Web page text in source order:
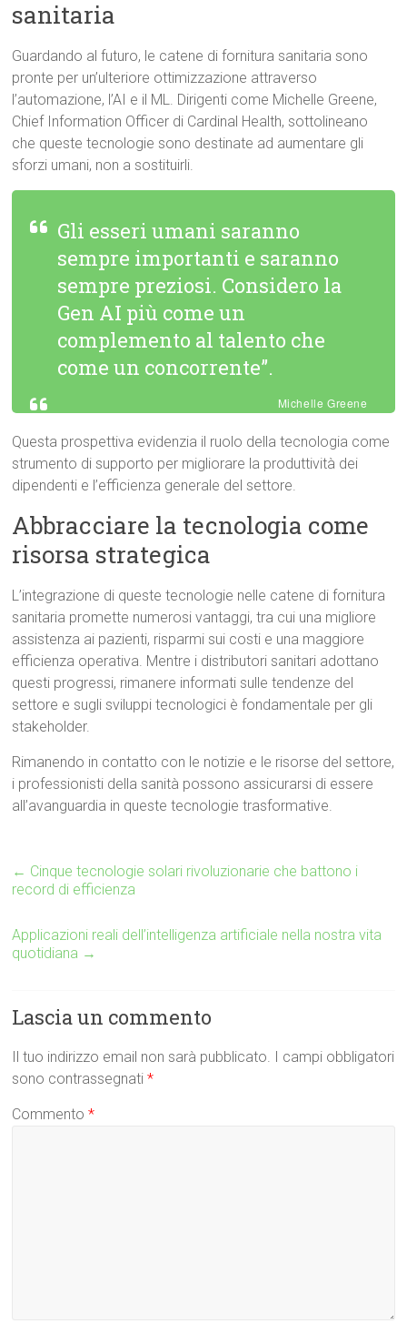
sanitaria
Guardando al futuro, le catene di fornitura sanitaria sono
pronte per un’ulteriore ottimizzazione attraverso
l’automazione, l’AI e il ML. Dirigenti come Michelle Greene,
Chief Information Officer di Cardinal Health, sottolineano
che queste tecnologie sono destinate ad aumentare gli
sforzi umani, non a sostituirli.
Gli esseri umani saranno
sempre importanti e saranno
sempre preziosi. Considero la
Gen AI più come un
complemento al talento che
come un concorrente”.
Michelle Greene
Questa prospettiva evidenzia il ruolo della tecnologia come
strumento di supporto per migliorare la produttività dei
dipendenti e l’efficienza generale del settore.
Abbracciare la tecnologia come
risorsa strategica
L’integrazione di queste tecnologie nelle catene di fornitura
sanitaria promette numerosi vantaggi, tra cui una migliore
assistenza ai pazienti, risparmi sui costi e una maggiore
efficienza operativa. Mentre i distributori sanitari adottano
questi progressi, rimanere informati sulle tendenze del
settore e sugli sviluppi tecnologici è fondamentale per gli
stakeholder.
Rimanendo in contatto con le notizie e le risorse del settore,
i professionisti della sanità possono assicurarsi di essere
all’avanguardia in queste tecnologie trasformative.
← Cinque tecnologie solari rivoluzionarie che battono i
record di efficienza
Applicazioni reali dell’intelligenza artificiale nella nostra vita
quotidiana →
Lascia un commento
Il tuo indirizzo email non sarà pubblicato. I campi obbligatori
sono contrassegnati*
Commento*